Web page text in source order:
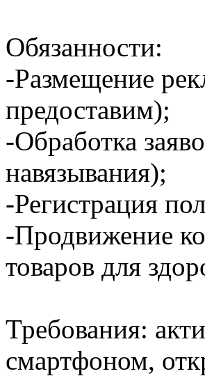
Обязанности:
-Размещение
предоставим);
-Обработка
навязывания);
-Регистрация
-Продвижение
товаров для
Требования:
смартфоном,